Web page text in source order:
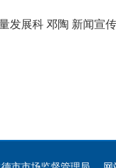
量发展科 邓陶 新闻宣